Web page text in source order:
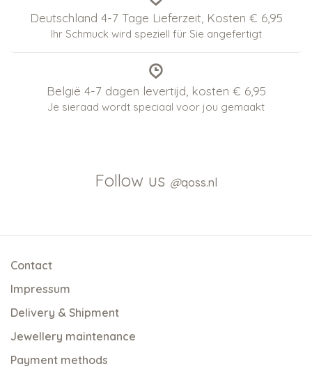
Deutschland 4-7 Tage Lieferzeit, Kosten € 6,95
Ihr Schmuck wird speziell für Sie angefertigt
België 4-7 dagen levertijd, kosten € 6,95
Je sieraad wordt speciaal voor jou gemaakt
Follow us @qoss.nl
Contact
Impressum
Delivery & Shipment
Jewellery maintenance
Payment methods